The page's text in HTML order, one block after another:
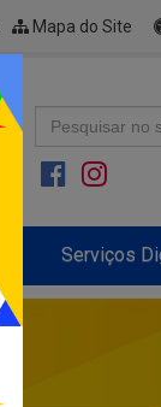
Mapa do Site
Serviços